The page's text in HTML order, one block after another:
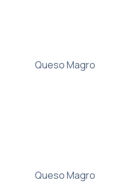
Queso Magro
Queso Magro